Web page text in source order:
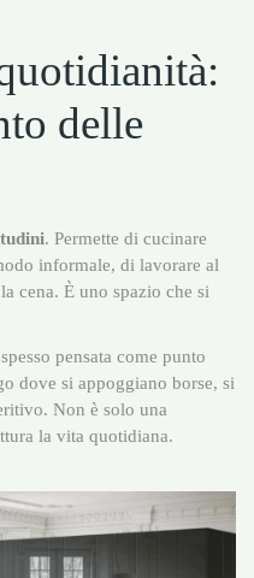
delle
. Permette di cucinare
informale, di lavorare al
cena. È uno spazio che si
pensata come punto
dove si appoggiano borse, si
Non è solo una
la vita quotidiana.